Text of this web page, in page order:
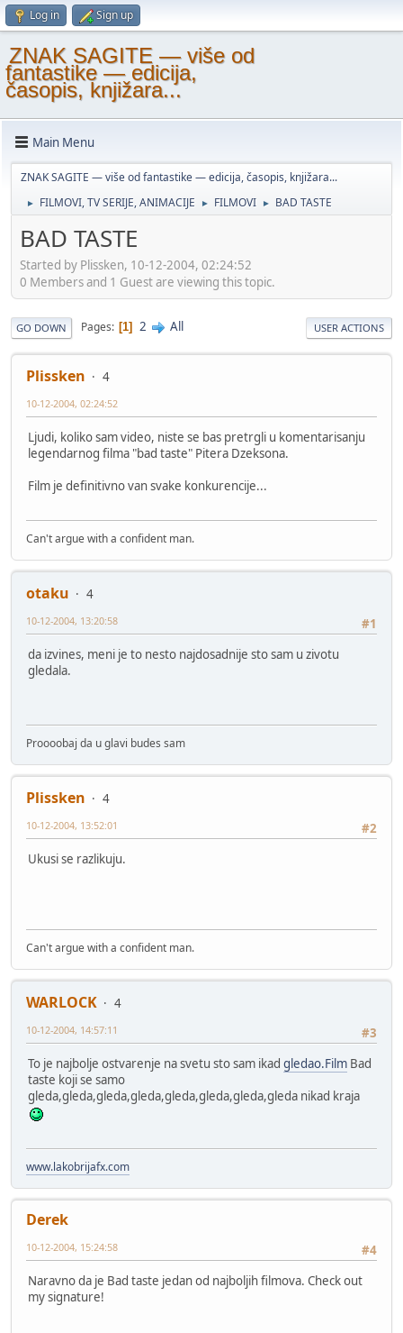
Log in Sign up
ZNAK SAGITE — više od
fantastike — edicija,
časopis, knjižara...
Main Menu
ZNAK SAGITE — više od fantastike — edicija, časopis, knjižara...
► FILMOVI, TV SERIJE, ANIMACIJE ► FILMOVI ► BAD TASTE
BAD TASTE
Started by Plissken, 10-12-2004, 02:24:52
0 Members and 1 Guest are viewing this topic.
GO DOWN Pages 1 2 All USER ACTIONS
Plissken 4
10-12-2004, 02:24:52
Ljudi, koliko sam video, niste se bas pretrgli u komentarisanju
legendarnog filma "bad taste" Pitera Dzeksona.
Film je definitivno van svake konkurencije...
Can't argue with a confident man.
otaku
4
#1
10-12-2004, 13:20:58
da izvines, meni je to nesto najdosadnije sto sam u zivotu
gledala.
Proooobaj da u glavi budes sam
Plissken
4
#2
10-12-2004, 13:52:01
Ukusi se razlikuju.
Can't argue with a confident man.
WARLOCK
4
#3
10-12-2004, 14:57:11
To je najbolje ostvarenje na svetu sto sam ikad gledao.Film Bad
taste koji se samo
gleda,gleda,gleda,gleda,gleda,gleda,gleda,gleda nikad kraja
www.lakobrijafx.com
Derek
#4
10-12-2004, 15:24:58
Naravno da je Bad taste jedan od najboljih filmova. Check out
my signature!